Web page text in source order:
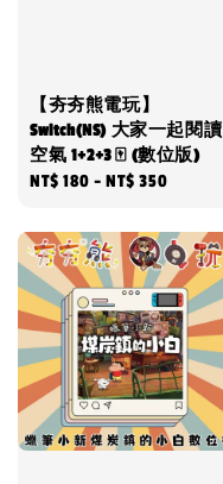
【夯夯熊電玩】
Switch(NS) 大家一起閱讀
空氣 1+2+3 🀄 (數位版)
Regular
NT$ 180 -NT$ 350